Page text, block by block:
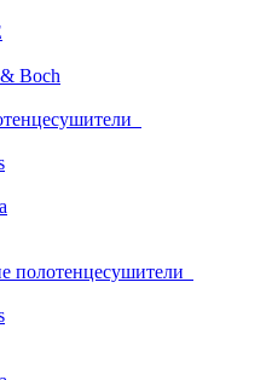
Boch
полотенцесушители